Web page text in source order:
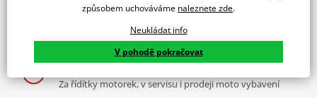
zapalovací svíčka Standard
NGK niklové zapalovací svíčkyjsou vybaveny speciálně
navrženou středovou elektrodou s V-drážkou, která zlepšuje
zapalitelnost směsi a snižuje zhášení plamene. Jádro z 98% čisté
mědi zajišťuje lepší odvod tepla pro spolehlivější starty a nižší
2x multibrand showroom
9 značek motocyklů, servis, oblečení, doplňky i náhradní
díly, to vše v Praze a Liberci
Za řídítky motorek, v servisu i prodeji moto vybavení
způsobem uchováváme naleznete zde.
Neukládat info
V pohodě pokračovat